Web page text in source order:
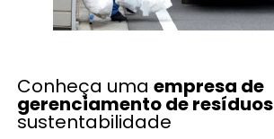
Conheça umaempresa de
gerenciamento de resíduos
sustentabilidade